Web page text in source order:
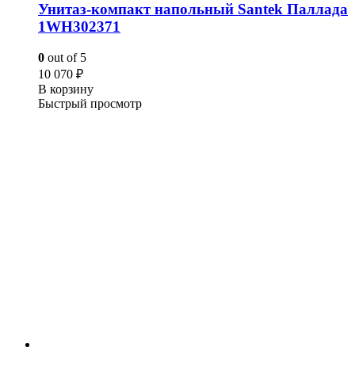
Унитаз-компакт напольный Santek Паллада
1WH302371
0 out of 5
10 070 ₽
В корзину
Быстрый просмотр